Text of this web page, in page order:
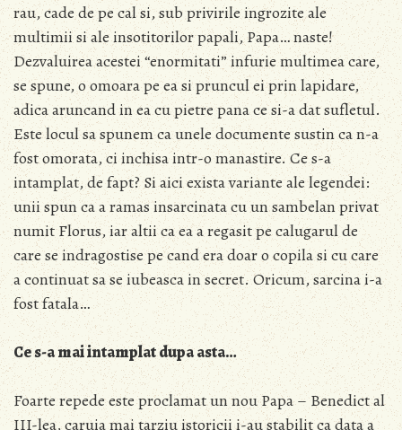
rau, cade de pe cal si, sub privirile ingrozite ale
multimii si ale insotitorilor papali, Papa… naste!
Dezvaluirea acestei “enormitati” infurie multimea care,
se spune, o omoara pe ea si pruncul ei prin lapidare,
adica aruncand in ea cu pietre pana ce si-a dat sufletul.
Este locul sa spunem ca unele documente sustin ca n-a
fost omorata, ci inchisa intr-o manastire. Ce s-a
intamplat, de fapt? Si aici exista variante ale legendei:
unii spun ca a ramas insarcinata cu un sambelan privat
numit Florus, iar altii ca ea a regasit pe calugarul de
care se indragostise pe cand era doar o copila si cu care
a continuat sa se iubeasca in secret. Oricum, sarcina i-a
fost fatala…
Ce s-a mai intamplat dupa asta…
Foarte repede este proclamat un nou Papa – Benedict al
III-lea, caruia mai tarziu istoricii i-au stabilit ca data a